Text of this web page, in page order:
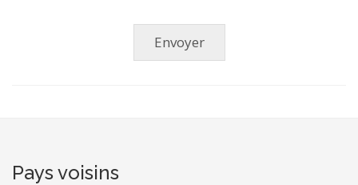
Pays voisins